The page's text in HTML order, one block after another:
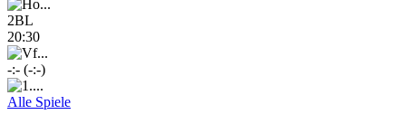
2BL
20:30
-:- (-:-)
Alle Spiele